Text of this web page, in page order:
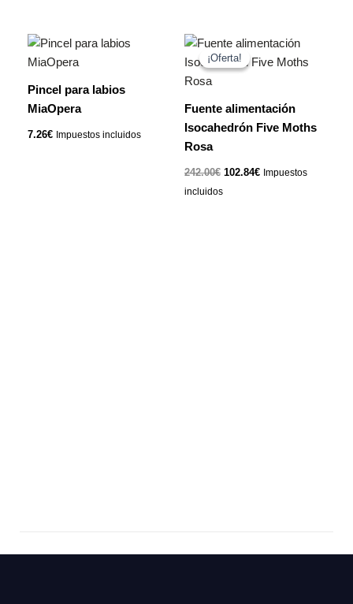
Pincel para labios
MiaOpera
7.26€ Impuestos incluidos
¡Oferta!
¡Oferta!
Fuente alimentación
Isocahedrón Five Moths
Rosa
242.00€
El
precio
original
102.84€
El
actual
Impuestos
incluidos